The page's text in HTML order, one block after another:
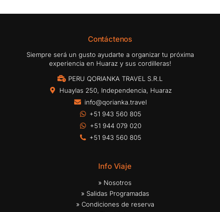
Contáctenos
Siempre será un gusto ayudarte a organizar tu próxima
experiencia en Huaraz y sus cordilleras!
PERU QORIANKA TRAVEL S.R.L
Huaylas 250, Independencia, Huaraz
info@qorianka.travel
+51 943 560 805
+51 944 079 020
+51 943 560 805
Info Viaje
» Nosotros
» Salidas Programadas
» Condiciones de reserva